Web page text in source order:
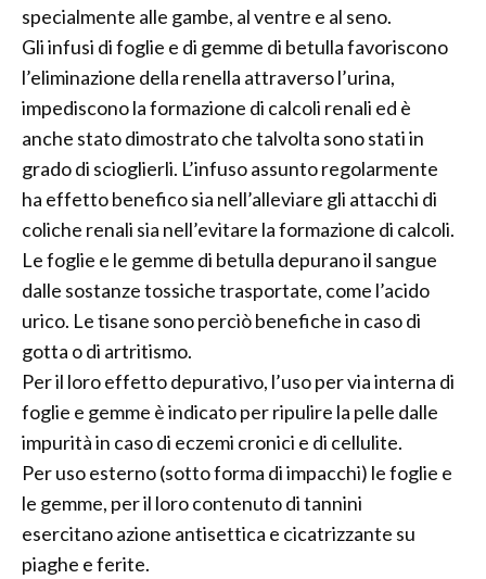
specialmente alle gambe, al ventre e al seno.
Gli infusi di foglie e di gemme di betulla favoriscono
l’eliminazione della renella attraverso l’urina,
impediscono la formazione di calcoli renali ed è
anche stato dimostrato che talvolta sono stati in
grado di scioglierli. L’infuso assunto regolarmente
ha effetto benefico sia nell’alleviare gli attacchi di
coliche renali sia nell’evitare la formazione di calcoli.
Le foglie e le gemme di betulla depurano il sangue
dalle sostanze tossiche trasportate, come l’acido
urico. Le tisane sono perciò benefiche in caso di
gotta o di artritismo.
Per il loro effetto depurativo, l’uso per via interna di
foglie e gemme è indicato per ripulire la pelle dalle
impurità in caso di eczemi cronici e di cellulite.
Per uso esterno (sotto forma di impacchi) le foglie e
le gemme, per il loro contenuto di tannini
esercitano azione antisettica e cicatrizzante su
piaghe e ferite.